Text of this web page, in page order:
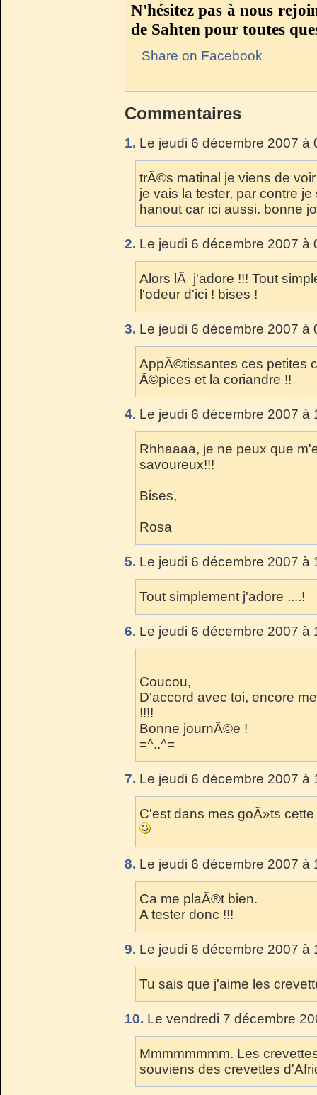
N'hésitez pas à nous
de Sahten pour toutes
Share on Facebook
Commentaires
1. Le jeudi 6 décembre 2007 à
trÃ©s matinal je viens de
je vais la tester, par contre
hanout car ici aussi. bonne
2. Le jeudi 6 décembre 2007 à
Alors lÃ j'adore !!! Tout
l'odeur d'ici ! bises !
3. Le jeudi 6 décembre 2007 à
AppÃ©tissantes ces petites
Ã©pices et la coriandre !!
4. Le jeudi 6 décembre 2007 à
Rhhaaaa, je ne peux que
savoureux!!!
Bises,
Rosa
5. Le jeudi 6 décembre 2007 à
Tout simplement j'adore ....!
6. Le jeudi 6 décembre 2007 à
Coucou,
D'accord avec toi, encore
!!!!
Bonne journÃ©e !
=^..^=
7. Le jeudi 6 décembre 2007 à
C'est dans mes goÃ»ts
8. Le jeudi 6 décembre 2007 à
Ca me plaÃ®t bien.
A tester donc !!!
9. Le jeudi 6 décembre 2007 à
Tu sais que j'aime les
10. Le vendredi 7 décembre
Mmmmmmmm. Les
souviens des crevettes